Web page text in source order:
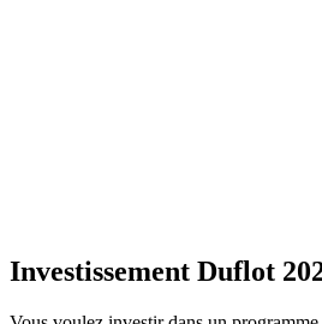
Investissement Duflot